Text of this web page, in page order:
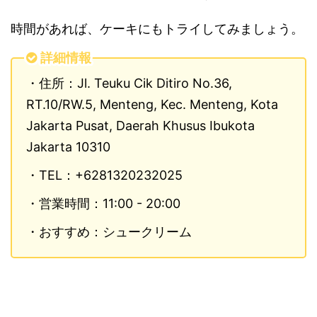
時間があれば、ケーキにもトライしてみましょう。
詳細情報
・住所：Jl. Teuku Cik Ditiro No.36,
RT.10/RW.5, Menteng, Kec. Menteng, Kota
Jakarta Pusat, Daerah Khusus Ibukota
Jakarta 10310
・TEL：+6281320232025
・営業時間：11:00 - 20:00
・おすすめ：シュークリーム